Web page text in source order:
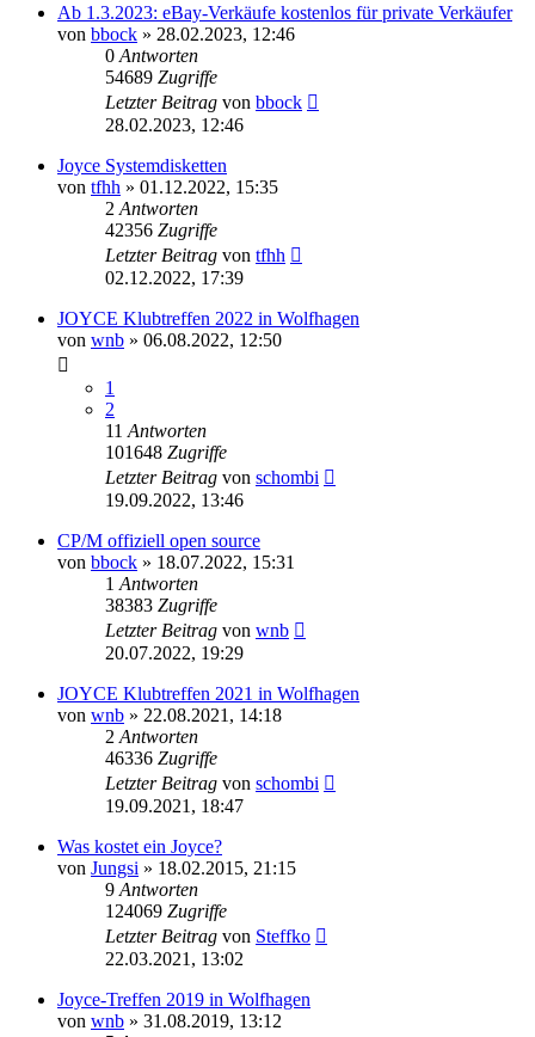
Ab 1.3.2023: eBay-Verkäufe kostenlos für private Verkäufer
von bbock » 28.02.2023, 12:46
0 Antworten
54689 Zugriffe
Letzter Beitrag von bbock
28.02.2023, 12:46
Joyce Systemdisketten
von tfhh » 01.12.2022, 15:35
2 Antworten
42356 Zugriffe
Letzter Beitrag von tfhh
02.12.2022, 17:39
JOYCE Klubtreffen 2022 in Wolfhagen
von wnb » 06.08.2022, 12:50
1
2
11 Antworten
101648 Zugriffe
Letzter Beitrag von schombi
19.09.2022, 13:46
CP/M offiziell open source
von bbock » 18.07.2022, 15:31
1 Antworten
38383 Zugriffe
Letzter Beitrag von wnb
20.07.2022, 19:29
JOYCE Klubtreffen 2021 in Wolfhagen
von wnb » 22.08.2021, 14:18
2 Antworten
46336 Zugriffe
Letzter Beitrag von schombi
19.09.2021, 18:47
Was kostet ein Joyce?
von Jungsi » 18.02.2015, 21:15
9 Antworten
124069 Zugriffe
Letzter Beitrag von Steffko
22.03.2021, 13:02
Joyce-Treffen 2019 in Wolfhagen
von wnb » 31.08.2019, 13:12